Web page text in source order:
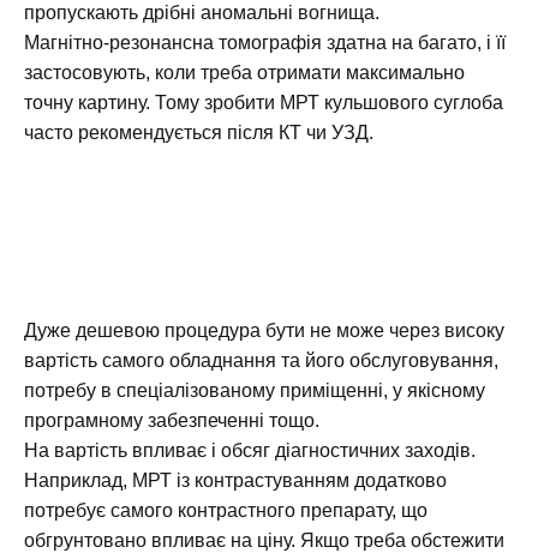
пропускають дрібні аномальні вогнища.
Магнітно-резонансна томографія здатна на багато, і її
застосовують, коли треба отримати максимально
точну картину. Тому зробити МРТ кульшового суглоба
часто рекомендується після КТ чи УЗД.
Дуже дешевою процедура бути не може через високу
вартість самого обладнання та його обслуговування,
потребу в спеціалізованому приміщенні, у якісному
програмному забезпеченні тощо.
На вартість впливає і обсяг діагностичних заходів.
Наприклад, МРТ із контрастуванням додатково
потребує самого контрастного препарату, що
обгрунтовано впливає на ціну. Якщо треба обстежити